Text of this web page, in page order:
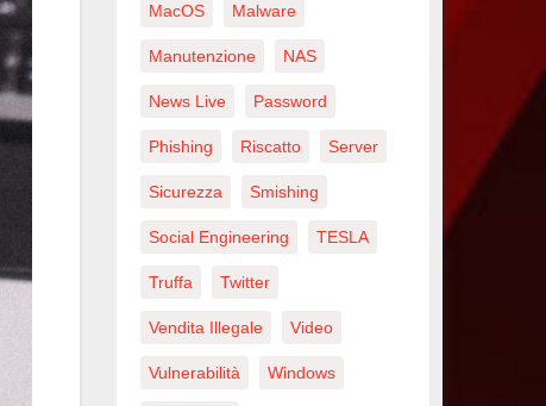
MacOS Malware
Manutenzione NAS
News Live Password
Phishing Riscatto Server
Sicurezza Smishing
Social Engineering TESLA
Truffa Twitter
Vendita Illegale Video
Vulnerabilità Windows